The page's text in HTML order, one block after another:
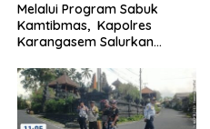
Melalui Program Sabuk
Kamtibmas, Kapolres
Karangasem Salurkan
Warga Kurang Mampu